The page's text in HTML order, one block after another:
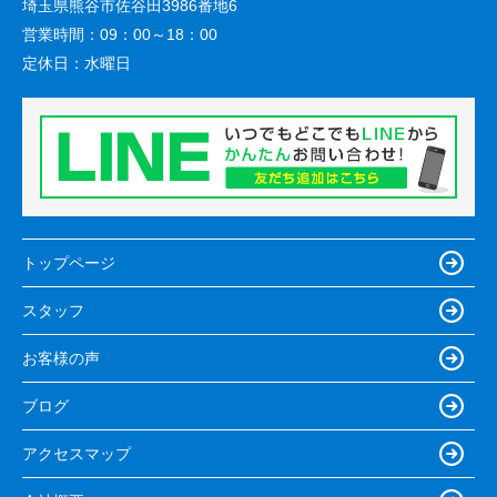
埼玉県熊谷市佐谷田3986番地6
営業時間： 09：00～18：00
定休日： 水曜日
トップページ
スタッフ
お客様の声
ブログ
アクセスマップ